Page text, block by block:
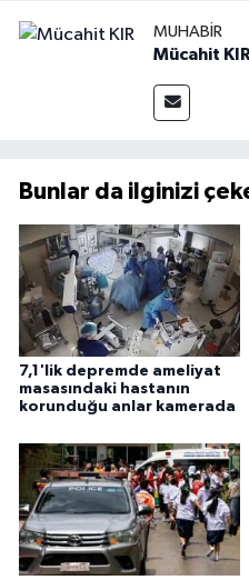
MUHABIR
Mücahit
Bunlar da ilginizi
7,1'lik depremde ameliyat
masasındaki hastanın
korunduğu anlar kamerada